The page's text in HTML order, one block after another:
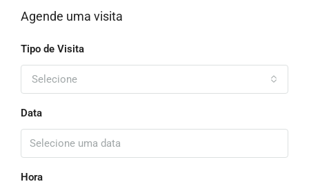
Agende uma visita
Tipo de Visita
Selecione
Data
Hora